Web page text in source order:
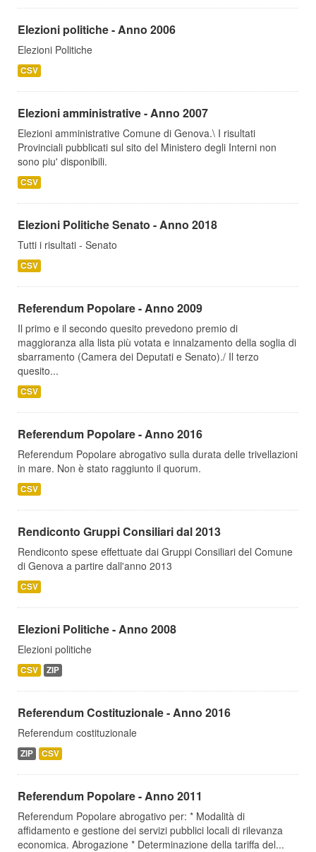
Elezioni politiche - Anno 2006
Elezioni Politiche
CSV
Elezioni amministrative - Anno 2007
Elezioni amministrative Comune di Genova.\ I risultati
Provinciali pubblicati sul sito del Ministero degli Interni non
sono piu' disponibili.
CSV
Elezioni Politiche Senato - Anno 2018
Tutti i risultati - Senato
CSV
Referendum Popolare - Anno 2009
Il primo e il secondo quesito prevedono premio di
maggioranza alla lista più votata e innalzamento della soglia di
sbarramento (Camera dei Deputati e Senato)./ Il terzo
quesito...
CSV
Referendum Popolare - Anno 2016
Referendum Popolare abrogativo sulla durata delle trivellazioni
in mare. Non è stato raggiunto il quorum.
CSV
Rendiconto Gruppi Consiliari dal 2013
Rendiconto spese effettuate dai Gruppi Consiliari del Comune
di Genova a partire dall'anno 2013
CSV
Elezioni Politiche - Anno 2008
Elezioni politiche
CSV ZIP
Referendum Costituzionale - Anno 2016
Referendum costituzionale
ZIP CSV
Referendum Popolare - Anno 2011
Referendum Popolare abrogativo per: * Modalità di
affidamento e gestione dei servizi pubblici locali di rilevanza
economica. Abrogazione * Determinazione della tariffa del...